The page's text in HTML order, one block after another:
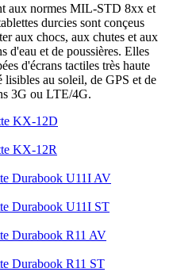
aux normes MIL-STD 8xx et
durcies sont conçeus
aux chocs, aux chutes et aux
d'eau et de poussières. Elles
d'écrans tactiles très haute
lisibles au soleil, de GPS et de
3G ou LTE/4G.
KX-12D
KX-12R
Durabook U11I AV
Durabook U11I ST
Durabook R11 AV
Durabook R11 ST